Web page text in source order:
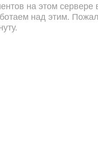
на этом сервере
над этим.